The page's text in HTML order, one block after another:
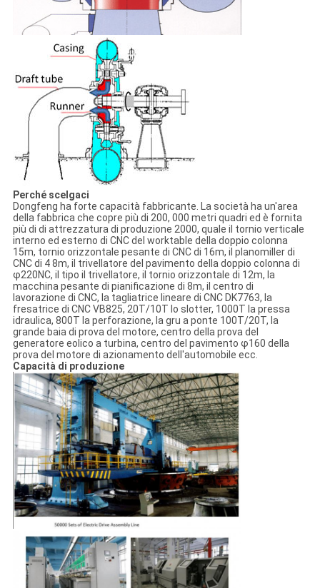
Perché scelgaci
Dongfeng ha forte capacità fabbricante. La società ha un'area
della fabbrica che copre più di 200, 000 metri quadri ed è fornita
più di di attrezzatura di produzione 2000, quale il tornio verticale
interno ed esterno di CNC del worktable della doppio colonna
15m, tornio orizzontale pesante di CNC di 16m, il planomiller di
CNC di 4 8m, il trivellatore del pavimento della doppio colonna di
φ220NC, il tipo il trivellatore, il tornio orizzontale di 12m, la
macchina pesante di pianificazione di 8m, il centro di
lavorazione di CNC, la tagliatrice lineare di CNC DK7763, la
fresatrice di CNC VB825, 20T/10T lo slotter, 1000T la pressa
idraulica, 800T la perforazione, la gru a ponte 100T/20T, la
grande baia di prova del motore, centro della prova del
generatore eolico a turbina, centro del pavimento φ160 della
prova del motore di azionamento dell'automobile ecc.
Capacità di produzione